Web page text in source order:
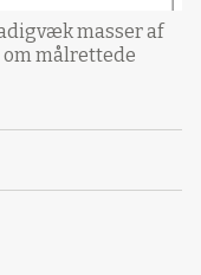
masser af
om målrettede